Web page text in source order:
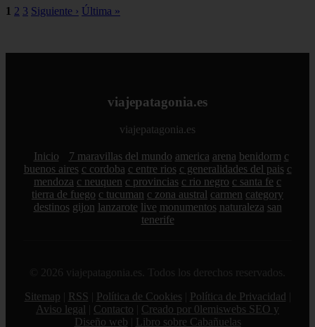
1 2 3 Siguiente › Última »
viajepatagonia.es
viajepatagonia.es
Inicio 7 maravillas del mundo america arena benidorm c
buenos aires c cordoba c entre rios c generalidades del pais c
mendoza c neuquen c provincias c rio negro c santa fe c
tierra de fuego c tucuman c zona austral carmen category
destinos gijon lanzarote live monumentos naturaleza san
tenerife
© 2026 viajepatagonia.es. Todos los derechos reservados.
Sitemap
RSS Política de Cookies Política de Privacidad
Aviso legal
Contacto
Creado por 0lemiswebs SEO y
Diseño web
Libro sobre Cabañuelas